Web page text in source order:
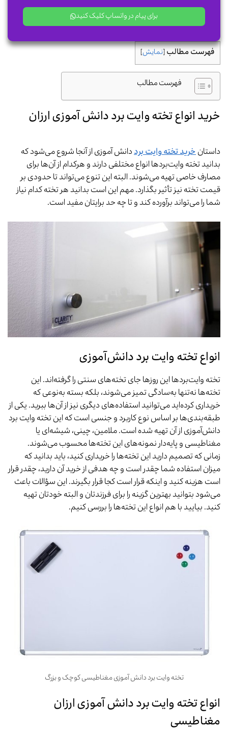
برای پیام در واتساپ کلیک کنید
فهرست مطالب[نمایش]
فهرست مطالب
خرید انواع تخته وایت برد دانش آموزی ارزان
داستانخرید تخته وایت برددانش آموزی از آنجا شروع می‌شود که
بدانید تخته وایت‌بردها انواع مختلفی دارند و هرکدام از آن‌ها برای
مصارف خاصی تهیه می‌شوند. البته این تنوع می‌تواند تا حدودی بر
قیمت تخته نیز تأثیر بگذارد. مهم این است بدانید هر تخته کدام نیاز
شما را می‌تواند برآورده کند و تا چه حد برایتان مفید است.
انواع تخته وایت برد دانش‌آموزی
تخته وایت‌بردها این روزها جای تخته‌های سنتی را گرفته‌اند. این
تخته‌ها نه‌تنها به‌سادگی تمیز می‌شوند، بلکه بسته به‌نوعی که
خریداری کرده‌اید می‌توانید استفاده‌های دیگری نیز از آن‌ها ببرید. یکی از
طبقه‌بندی‌ها بر اساس نوع کاربرد و جنسی است که این تخته وایت برد
دانش‌آموزی از آن تهیه شده است. ملامین، چینی، شیشه‌ای یا
مغناطیسی و پایه‌دار نمونه‌های این تخته‌ها محسوب می‌شوند.
زمانی که تصمیم دارید این تخته‌ها را خریداری کنید، باید بدانید که
میزان استفاده شما چقدر است و چه هدفی از خرید آن دارید، چقدر قرار
است هزینه کنید و اینکه قرار است کجا قرار بگیرند. این سؤالات باعث
می‌شود بتوانید بهترین گزینه را برای فرزندتان و البته خودتان تهیه
کنید. بیایید با هم انواع این تخته‌ها را بررسی کنیم.
تخته وایت برد دانش آموزی مغناطیسی کوچک و بزرگ
انواع تخته وایت برد دانش آموزی ارزان
مغناطیسی